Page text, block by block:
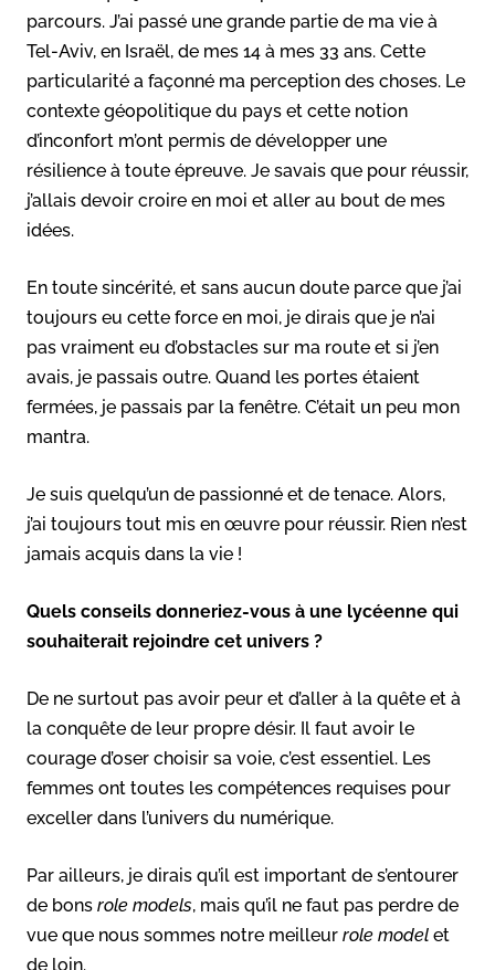
parcours. J’ai passé une grande partie de ma vie à
Tel-Aviv, en Israël, de mes 14 à mes 33 ans. Cette
particularité a façonné ma perception des choses. Le
contexte géopolitique du pays et cette notion
d’inconfort m’ont permis de développer une
résilience à toute épreuve. Je savais que pour réussir,
j’allais devoir croire en moi et aller au bout de mes
idées.
En toute sincérité, et sans aucun doute parce que j’ai
toujours eu cette force en moi, je dirais que je n’ai
pas vraiment eu d’obstacles sur ma route et si j’en
avais, je passais outre. Quand les portes étaient
fermées, je passais par la fenêtre. C’était un peu mon
mantra.
Je suis quelqu’un de passionné et de tenace. Alors,
j’ai toujours tout mis en œuvre pour réussir. Rien n’est
jamais acquis dans la vie !
Quels conseils donneriez-vous à une lycéenne qui
souhaiterait rejoindre cet univers ?
De ne surtout pas avoir peur et d’aller à la quête et à
la conquête de leur propre désir. Il faut avoir le
courage d’oser choisir sa voie, c’est essentiel. Les
femmes ont toutes les compétences requises pour
exceller dans l’univers du numérique.
Par ailleurs, je dirais qu’il est important de s’entourer
de bons role models, mais qu’il ne faut pas perdre de
vue que nous sommes notre meilleur role model et
de loin.